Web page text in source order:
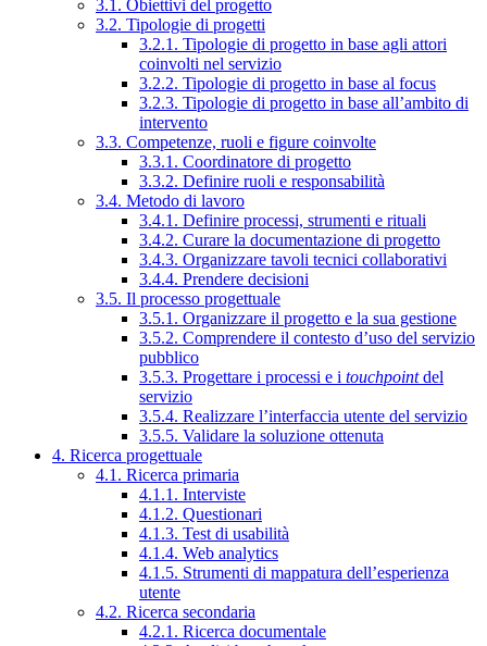
3.1. Obiettivi del progetto
3.2. Tipologie di progetti
3.2.1. Tipologie di progetto in base agli attori
coinvolti nel servizio
3.2.2. Tipologie di progetto in base al focus
3.2.3. Tipologie di progetto in base all’ambito di
intervento
3.3. Competenze, ruoli e figure coinvolte
3.3.1. Coordinatore di progetto
3.3.2. Definire ruoli e responsabilità
3.4. Metodo di lavoro
3.4.1. Definire processi, strumenti e rituali
3.4.2. Curare la documentazione di progetto
3.4.3. Organizzare tavoli tecnici collaborativi
3.4.4. Prendere decisioni
3.5. Il processo progettuale
3.5.1. Organizzare il progetto e la sua gestione
3.5.2. Comprendere il contesto d’uso del servizio
pubblico
3.5.3. Progettare i processi e i touchpointdel
servizio
3.5.4. Realizzare l’interfaccia utente del servizio
3.5.5. Validare la soluzione ottenuta
4. Ricerca progettuale
4.1. Ricerca primaria
4.1.1. Interviste
4.1.2. Questionari
4.1.3. Test di usabilità
4.1.4. Web analytics
4.1.5. Strumenti di mappatura dell’esperienza
utente
4.2. Ricerca secondaria
4.2.1. Ricerca documentale